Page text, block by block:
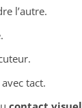
l’autre.
tact.